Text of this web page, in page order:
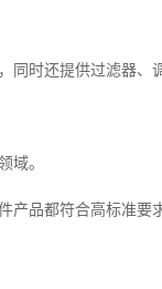
同时还提供过滤器、
域。
产品都符合高标准要